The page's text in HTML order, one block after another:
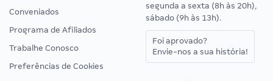
Conveniados
Programa de Afiliados
Trabalhe Conosco
Preferências de Cookies
segunda a sexta (8h às 20h),
sábado (9h às 13h).
Foi aprovado?
Envie-nos a sua história!